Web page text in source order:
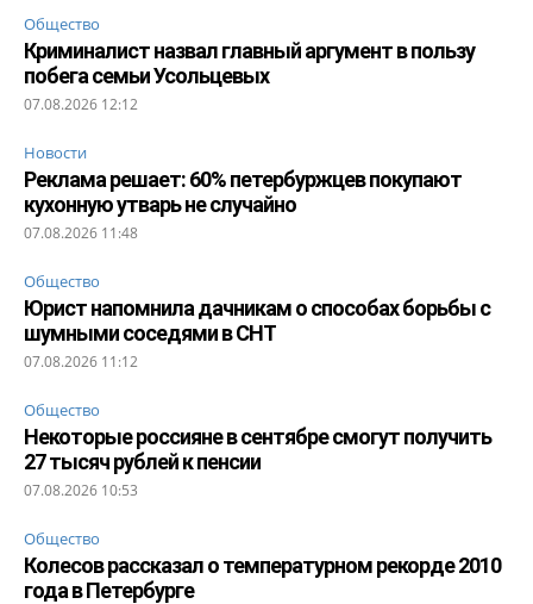
Общество
Криминалист назвал главный аргумент в пользу
побега семьи Усольцевых
07.08.2026 12:12
Новости
Реклама решает: 60% петербуржцев покупают
кухонную утварь не случайно
07.08.2026 11:48
Общество
Юрист напомнила дачникам о способах борьбы с
шумными соседями в СНТ
07.08.2026 11:12
Общество
Некоторые россияне в сентябре смогут получить
27 тысяч рублей к пенсии
07.08.2026 10:53
Общество
Колесов рассказал о температурном рекорде 2010
года в Петербурге